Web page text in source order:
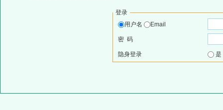
登录
用户名
Email
密 码
隐身登录